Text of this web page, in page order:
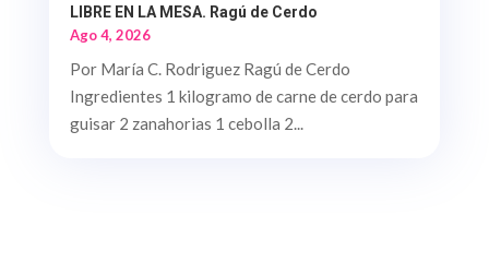
LIBRE EN LA MESA. Ragú de Cerdo
Ago 4, 2026
Por María C. Rodriguez Ragú de Cerdo
Ingredientes 1 kilogramo de carne de cerdo para
guisar 2 zanahorias 1 cebolla 2...